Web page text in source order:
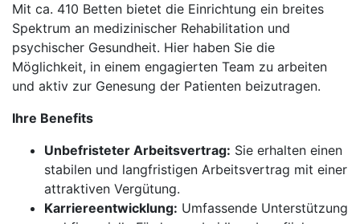
Mit ca. 410 Betten bietet die Einrichtung ein breites
Spektrum an medizinischer Rehabilitation und
psychischer Gesundheit. Hier haben Sie die
Möglichkeit, in einem engagierten Team zu arbeiten
und aktiv zur Genesung der Patienten beizutragen.
Ihre Benefits
Unbefristeter Arbeitsvertrag: Sie erhalten einen
stabilen und langfristigen Arbeitsvertrag mit einer
attraktiven Vergütung.
Karriereentwicklung: Umfassende Unterstützung